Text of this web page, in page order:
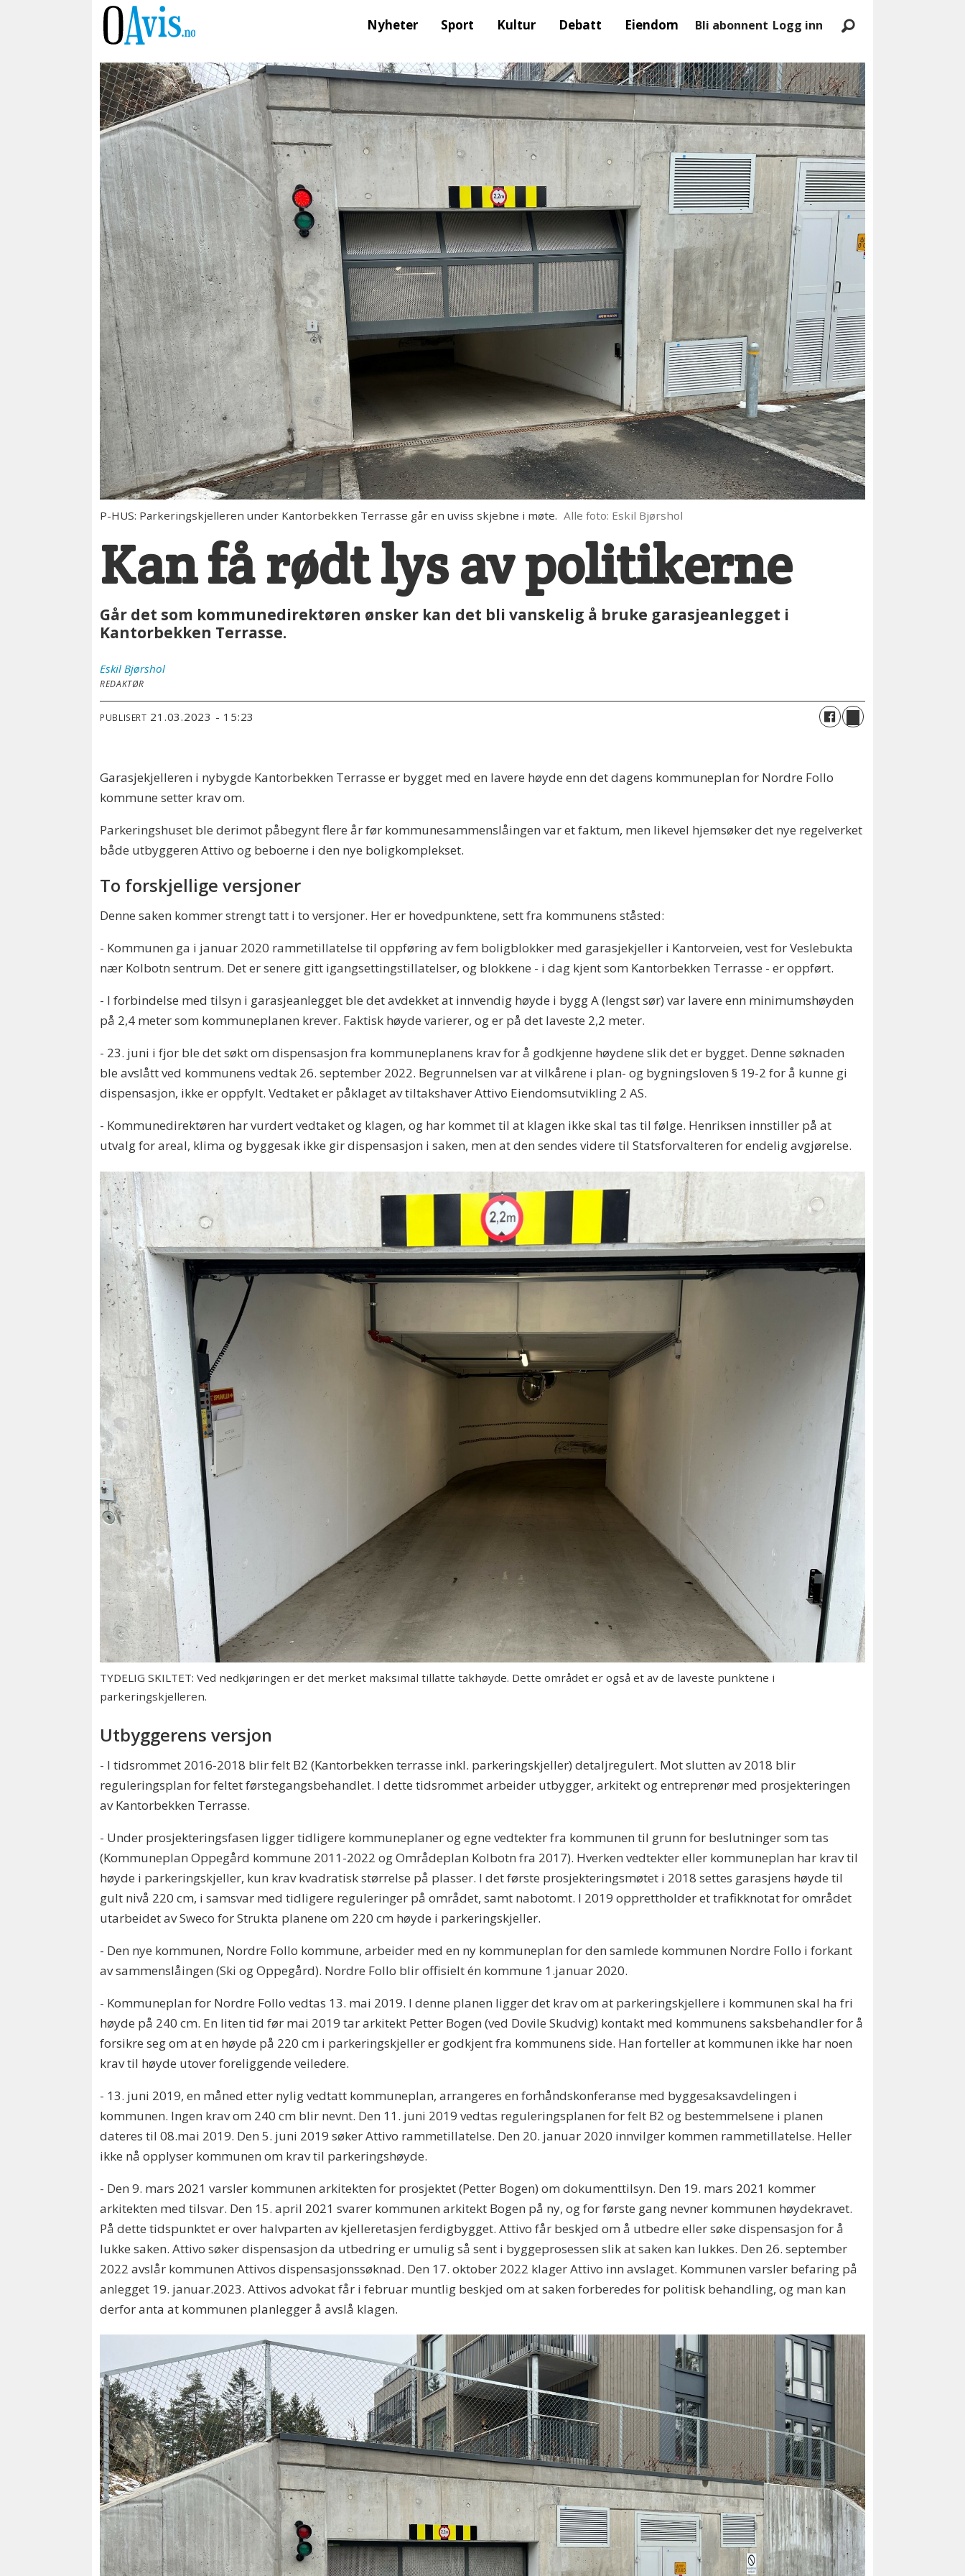
Nyheter Sport Kultur Debatt Eiendom Bli abonnent Logg inn
P-HUS: Parkeringskjelleren under Kantorbekken Terrasse går en uviss skjebne i møte. Alle foto: Eskil Bjørshol
Kan få rødt lys av politikerne
Går det som kommunedirektøren ønsker kan det bli vanskelig å bruke garasjeanlegget i
Kantorbekken Terrasse.
Eskil Bjørshol
REDAKTØR
PUBLISERT 21.03.2023 - 15:23
Garasjekjelleren i nybygde Kantorbekken Terrasse er bygget med en lavere høyde enn det dagens kommuneplan for Nordre Follo
kommune setter krav om.
Parkeringshuset ble derimot påbegynt flere år før kommunesammenslåingen var et faktum, men likevel hjemsøker det nye regelverket
både utbyggeren Attivo og beboerne i den nye boligkomplekset.
To forskjellige versjoner
Denne saken kommer strengt tatt i to versjoner. Her er hovedpunktene, sett fra kommunens ståsted:
- Kommunen ga i januar 2020 rammetillatelse til oppføring av fem boligblokker med garasjekjeller i Kantorveien, vest for Veslebukta
nær Kolbotn sentrum. Det er senere gitt igangsettingstillatelser, og blokkene - i dag kjent som Kantorbekken Terrasse - er oppført.
- I forbindelse med tilsyn i garasjeanlegget ble det avdekket at innvendig høyde i bygg A (lengst sør) var lavere enn minimumshøyden
på 2,4 meter som kommuneplanen krever. Faktisk høyde varierer, og er på det laveste 2,2 meter.
- 23. juni i fjor ble det søkt om dispensasjon fra kommuneplanens krav for å godkjenne høydene slik det er bygget. Denne søknaden
ble avslått ved kommunens vedtak 26. september 2022. Begrunnelsen var at vilkårene i plan- og bygningsloven § 19-2 for å kunne gi
dispensasjon, ikke er oppfylt. Vedtaket er påklaget av tiltakshaver Attivo Eiendomsutvikling 2 AS.
- Kommunedirektøren har vurdert vedtaket og klagen, og har kommet til at klagen ikke skal tas til følge. Henriksen innstiller på at
utvalg for areal, klima og byggesak ikke gir dispensasjon i saken, men at den sendes videre til Statsforvalteren for endelig avgjørelse.
TYDELIG SKILTET: Ved nedkjøringen er det merket maksimal tillatte takhøyde. Dette området er også et av de laveste punktene i
parkeringskjelleren.
Utbyggerens versjon
- I tidsrommet 2016-2018 blir felt B2 (Kantorbekken terrasse inkl. parkeringskjeller) detaljregulert. Mot slutten av 2018 blir
reguleringsplan for feltet førstegangsbehandlet. I dette tidsrommet arbeider utbygger, arkitekt og entreprenør med prosjekteringen
av Kantorbekken Terrasse.
- Under prosjekteringsfasen ligger tidligere kommuneplaner og egne vedtekter fra kommunen til grunn for beslutninger som tas
(Kommuneplan Oppegård kommune 2011-2022 og Områdeplan Kolbotn fra 2017). Hverken vedtekter eller kommuneplan har krav til
høyde i parkeringskjeller, kun krav kvadratisk størrelse på plasser. I det første prosjekteringsmøtet i 2018 settes garasjens høyde til
gult nivå 220 cm, i samsvar med tidligere reguleringer på området, samt nabotomt. I 2019 opprettholder et trafikknotat for området
utarbeidet av Sweco for Strukta planene om 220 cm høyde i parkeringskjeller.
- Den nye kommunen, Nordre Follo kommune, arbeider med en ny kommuneplan for den samlede kommunen Nordre Follo i forkant
av sammenslåingen (Ski og Oppegård). Nordre Follo blir offisielt én kommune 1.januar 2020.
- Kommuneplan for Nordre Follo vedtas 13. mai 2019. I denne planen ligger det krav om at parkeringskjellere i kommunen skal ha fri
høyde på 240 cm. En liten tid før mai 2019 tar arkitekt Petter Bogen (ved Dovile Skudvig) kontakt med kommunens saksbehandler for å
forsikre seg om at en høyde på 220 cm i parkeringskjeller er godkjent fra kommunens side. Han forteller at kommunen ikke har noen
krav til høyde utover foreliggende veiledere.
- 13. juni 2019, en måned etter nylig vedtatt kommuneplan, arrangeres en forhåndskonferanse med byggesaksavdelingen i
kommunen. Ingen krav om 240 cm blir nevnt. Den 11. juni 2019 vedtas reguleringsplanen for felt B2 og bestemmelsene i planen
dateres til 08.mai 2019. Den 5. juni 2019 søker Attivo rammetillatelse. Den 20. januar 2020 innvilger kommen rammetillatelse. Heller
ikke nå opplyser kommunen om krav til parkeringshøyde.
- Den 9. mars 2021 varsler kommunen arkitekten for prosjektet (Petter Bogen) om dokumenttilsyn. Den 19. mars 2021 kommer
arkitekten med tilsvar. Den 15. april 2021 svarer kommunen arkitekt Bogen på ny, og for første gang nevner kommunen høydekravet.
På dette tidspunktet er over halvparten av kjelleretasjen ferdigbygget. Attivo får beskjed om å utbedre eller søke dispensasjon for å
lukke saken. Attivo søker dispensasjon da utbedring er umulig så sent i byggeprosessen slik at saken kan lukkes. Den 26. september
2022 avslår kommunen Attivos dispensasjonssøknad. Den 17. oktober 2022 klager Attivo inn avslaget. Kommunen varsler befaring på
anlegget 19. januar.2023. Attivos advokat får i februar muntlig beskjed om at saken forberedes for politisk behandling, og man kan
derfor anta at kommunen planlegger å avslå klagen.